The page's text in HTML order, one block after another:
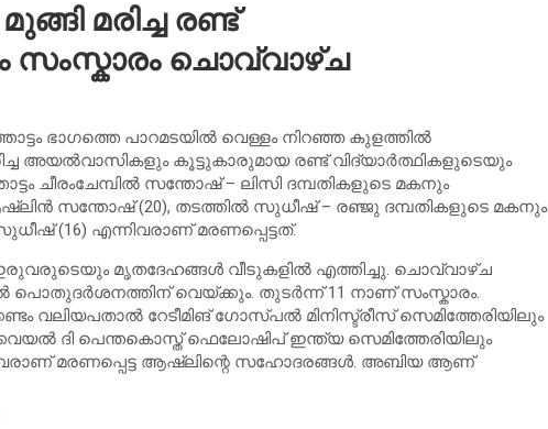
മരിച്ച രണ്ട്
സംസ്കാരം ചൊവ്വാഴ്ച
ഭാഗത്തെ പാറമടയിൽ വെള്ളം നിറഞ്ഞ കുളത്തിൽ
അയൽവാസികളും കൂട്ടുകാരുമായ രണ്ട് വിദ്യാർത്ഥികളുടെയും
ചീരംചേമ്പിൽ സന്തോഷ് – ലിസി ദമ്പതികളുടെ മകനും
സന്തോഷ് (20), തടത്തിൽ സുധീഷ് – രഞ്ജു ദമ്പതികളുടെ മകനും
(16) എന്നിവരാണ് മരണപ്പെട്ടത്.
ഇരുവരുടെയും മൃതദേഹങ്ങൾ വീടുകളിൽ എത്തിച്ചു. ചൊവ്വാഴ്ച
പൊതുദർശനത്തിന് വെയ്ക്കും. തുടർന്ന് 11 നാണ് സംസ്കാരം.
വലിയപതാൽ റേടീമിങ് ഗോസ്പൽ മിനിസ്ട്രീസ് സെമിത്തേരിയിലും
ദി പെന്തകൊസ്ത് ഫെലോഷിപ് ഇന്ത്യ സെമിത്തേരിയിലും
മരണപ്പെട്ട ആഷ്‌ലിന്റെ സഹോദരങ്ങൾ. അബിയ ആണ്